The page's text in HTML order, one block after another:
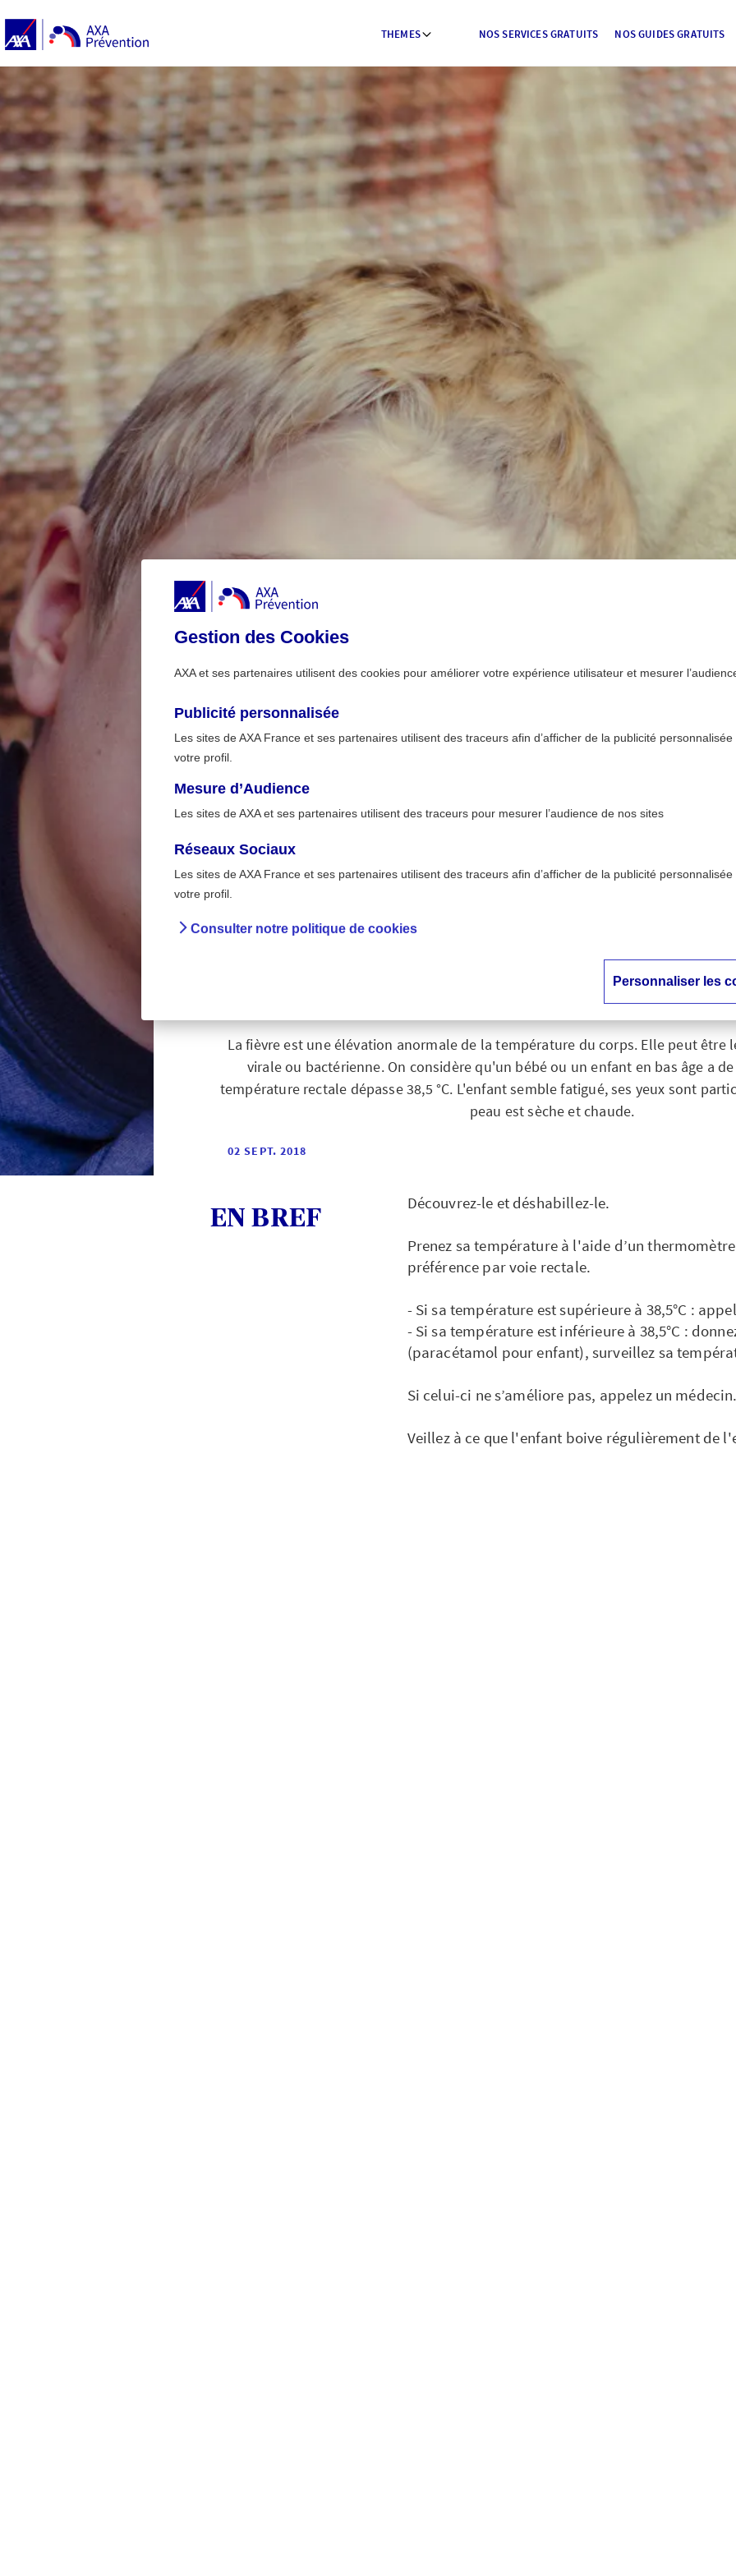
THEMES NOS SERVICES GRATUITS NOS GUIDES GRATUITS
Accueil
Que faire lorsqu'un enfant
fièvre ?
La fièvre est une élévation anormale de la température du corps. Elle peut être
virale ou bactérienne. On considère qu'un bébé ou un enfant en bas âge a
température rectale dépasse 38,5 °C. L'enfant semble fatigué, ses yeux sont
peau est sèche et chaude.
02 SEPT. 2018
EN BREF
Découvrez-le et déshabillez-le.
Prenez sa température à l'aide d’un
préférence par voie rectale.
- Si sa température est supérieure à 38,5°C :
- Si sa température est inférieure à 38,5°C :
(paracétamol pour enfant), surveillez sa
Si celui-ci ne s’améliore pas, appelez un médecin.
Veillez à ce que l'enfant boive régulièrement de
Gestion des Cookies
AXA et ses partenaires utilisent des cookies pour améliorer votre expérience utilisateur et mesurer
Publicité personnalisée
Les sites de AXA France et ses partenaires utilisent des traceurs afin d’afficher de la publicité
votre profil.
Mesure d’Audience
Les sites de AXA et ses partenaires utilisent des traceurs pour mesurer l’audience de nos sites
Réseaux Sociaux
Les sites de AXA France et ses partenaires utilisent des traceurs afin d’afficher de la publicité
votre profil.
Consulter notre politique de cookies
Personnaliser les